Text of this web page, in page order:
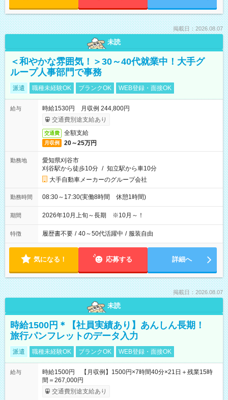
掲載日：2026.08.07
未読
＜和やかな雰囲気！＞30～40代就業中！大手グ
ループ人事部門で事務
派遣 職種未経験OK ブランクOK WEB登録・面接OK
給与
時給1530円 月収例 244,800円
交通費別途支給あり
交通費 全額支給
月収例 20～25万円
勤務地
愛知県刈谷市
刈谷駅から徒歩10分 / 知立駅から車10分
大手自動車メーカーのグループ会社
勤務時間 08:30～17:30(実働8時間 休憩1時間)
期間 2026年10月上旬～長期 ※10月～！
特徴 履歴書不要 / 40～50代活躍中 / 服装自由
気になる！ 応募する 詳細へ
掲載日：2026.08.07
未読
時給1500円＊【社員実績あり】あんしん長期！
旅行パンフレットのデータ入力
派遣 職種未経験OK ブランクOK WEB登録・面接OK
給与
時給1500円 【月収例】1500円×7時間40分×21日＋残業15時
間＝267,000円
交通費別途支給あり